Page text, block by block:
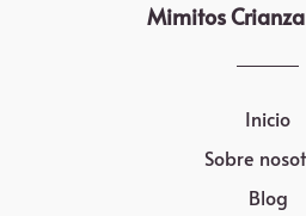
Mimitos
Inicio
Sobre
Blog